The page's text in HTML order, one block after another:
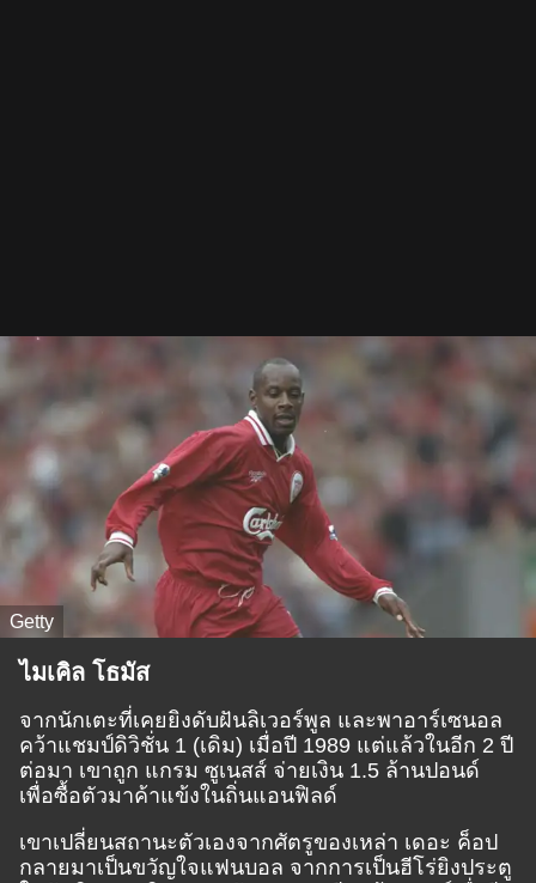
Getty
ไมเคิล โธมัส
จากนักเตะที่เคยยิงดับฝันลิเวอร์พูล และพาอาร์เซนอล
คว้าแชมป์ดิวิชั่น 1 (เดิม) เมื่อปี 1989 แต่แล้วในอีก 2 ปี
ต่อมา เขาถูก แกรม ซูเนสส์ จ่ายเงิน 1.5 ล้านปอนด์
เพื่อซื้อตัวมาค้าแข้งในถิ่นแอนฟิลด์
เขาเปลี่ยนสถานะตัวเองจากศัตรูของเหล่า เดอะ ค็อป
กลายมาเป็นขวัญใจแฟนบอล จากการเป็นฮีโร่ยิงประตู